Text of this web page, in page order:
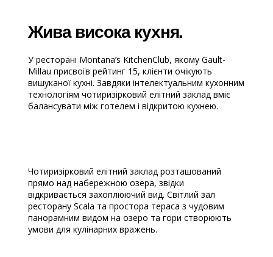
Жива висока кухня.
У ресторані Montana’s KitchenClub, якому Gault-
Millau присвоїв рейтинг 15, клієнти очікують
вишуканої кухні. Завдяки інтелектуальним кухонним
технологіям чотиризірковий елітний заклад вміє
балансувати між готелем і відкритою кухнею.
Чотиризірковий елітний заклад розташований
прямо над набережною озера, звідки
відкривається захоплюючий вид. Світлий зал
ресторану Scala та простора тераса з чудовим
панорамним видом на озеро та гори створюють
умови для кулінарних вражень.